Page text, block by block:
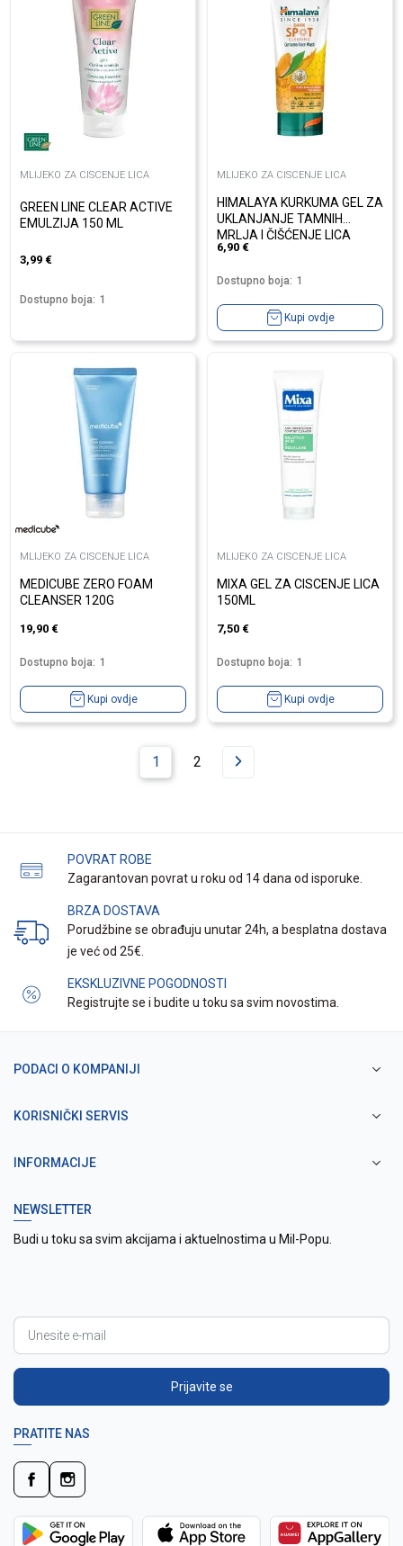
MLIJEKO ZA CISCENJE LICA
GREEN LINE CLEAR ACTIVE
EMULZIJA 150 ML
3,99 €
Dostupno boja: 1
MLIJEKO ZA CISCENJE LICA
HIMALAYA KURKUMA GEL ZA
UKLANJANJE TAMNIH
MRLJA I ČIŠĆENJE LICA
150ML
6,90 €
Dostupno boja: 1
Kupi ovdje
MLIJEKO ZA CISCENJE LICA
MEDICUBE ZERO FOAM
CLEANSER 120G
19,90 €
Dostupno boja: 1
Kupi ovdje
MLIJEKO ZA CISCENJE LICA
MIXA GEL ZA CISCENJE LICA
150ML
7,50 €
Dostupno boja: 1
Kupi ovdje
1 2
POVRAT ROBE
Zagarantovan povrat u roku od 14 dana od isporuke.
BRZA DOSTAVA
Porudžbine se obrađuju unutar 24h, a besplatna dostava
je već od 25€.
EKSKLUZIVNE POGODNOSTI
Registrujte se i budite u toku sa svim novostima.
PODACI O KOMPANIJI
KORISNIČKI SERVIS
INFORMACIJE
NEWSLETTER
Budi u toku sa svim akcijama i aktuelnostima u Mil-Popu.
Prijavite se
PRATITE NAS